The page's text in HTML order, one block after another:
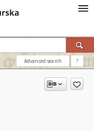
Advanced search ?